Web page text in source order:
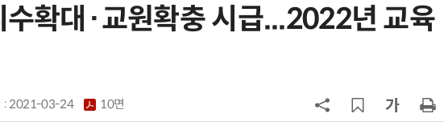
확대·교원확충 시급...2022년 교육
:2021-03-24 10면
6
[테크 차이나] DeepSeek V4 Flash
원 구형 태양전지 IEC 국제표준 개발
과제 공식 승인